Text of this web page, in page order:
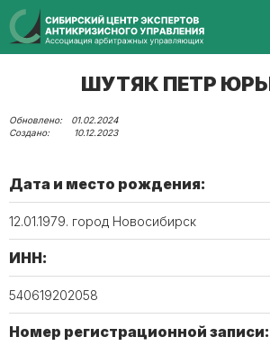
ШУТЯК ПЕТР
01.02.2024
10.12.2023
Дата и место рождения:
12.01.1979. город Новосибирск
ИНН:
540619202058
Номер регистрационной записи: